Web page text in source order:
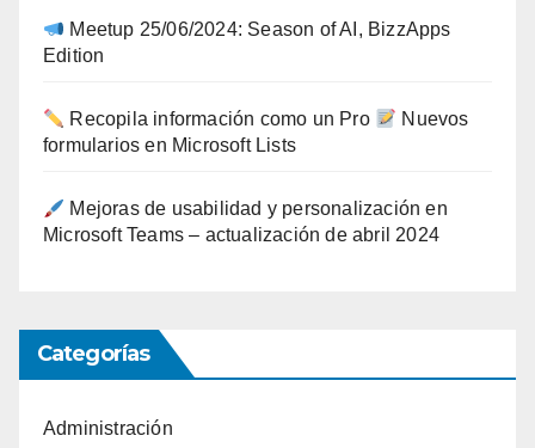
Meetup 25/06/2024: Season of AI, BizzApps
Edition
Recopila información como un Pro
Nuevos
formularios en Microsoft Lists
Mejoras de usabilidad y personalización en
Microsoft Teams – actualización de abril 2024
Categorías
Administración